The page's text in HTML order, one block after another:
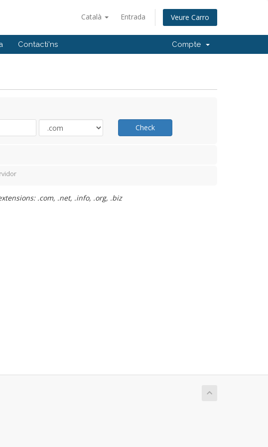
Català Entrada Veure Carro
Contacti'ns Compte
Check
.com, .net, .info, .org, .biz